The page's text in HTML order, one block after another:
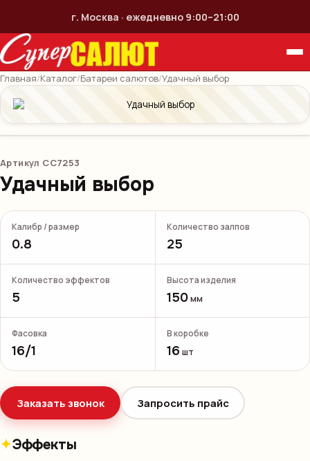
г. Москва · ежедневно 9:00–21:00
Главная/Каталог/Батареи салютов/Удачный выбор
Артикул СС7253
Удачный выбор
Калибр / размер
0.8
Количество залпов
25
Количество эффектов
5
Высота изделия
150мм
Фасовка
16/1
В коробке
16 шт
Заказать звонок Запросить прайс
Эффекты